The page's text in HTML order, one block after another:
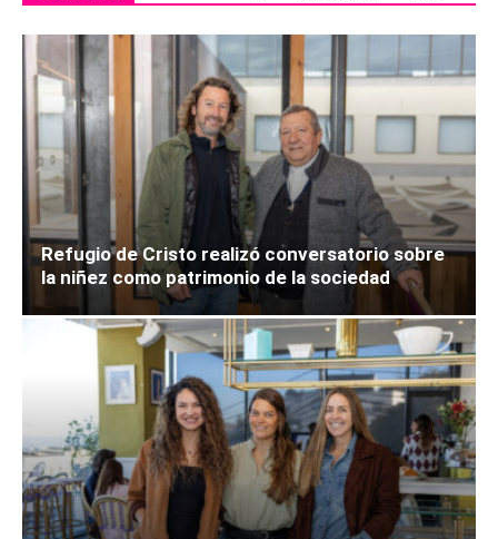
Refugio de Cristo realizó conversatorio sobre
la niñez como patrimonio de la sociedad